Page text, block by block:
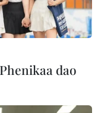
dao